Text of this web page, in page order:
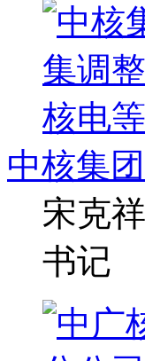
中核集
宋克
书记